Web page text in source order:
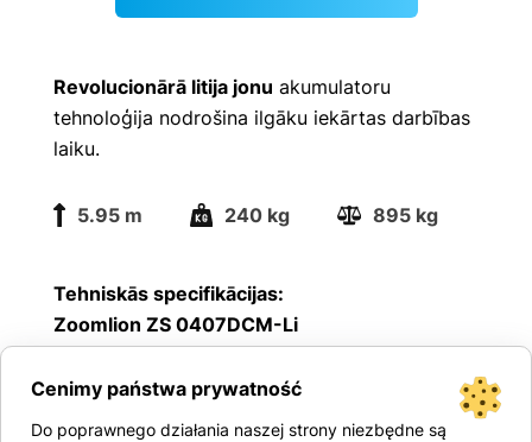
Revolucionārā litija jonu akumulatoru
tehnoloģija nodrošina ilgāku iekārtas darbības
laiku.
5.95 m 240 kg 895 kg
Tehniskās specifikācijas:
Zoomlion ZS 0407DCM-Li
– 240 kg – platformas ietilpība
Cenimy państwa prywatność
Do poprawnego działania naszej strony niezbędne są